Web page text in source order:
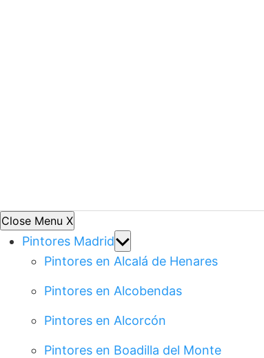
Close Menu X
Pintores MadridShow
sub
Pintores en Alcalá de Henares
Pintores en Alcobendas
Pintores en Alcorcón
Pintores en Boadilla del Monte